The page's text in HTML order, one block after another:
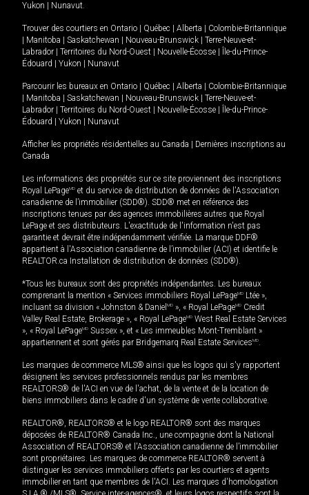
Yukon
Nunavut.
Trouver des courtiers en Ontario Québec Alberta
Colombie-Britannique
Manitoba Saskatchewan Nouveau-Brunswick
Terre-Neuve-et-
Labrador
Territoires du Nord-Ouest Nouvelle-Écosse
Île-du-Prince-
Édouard
Yukon Nunavut
Parcourir les bureaux en Ontario Québec Alberta
Colombie-Britannique
Manitoba Saskatchewan Nouveau-Brunswick
Terre-Neuve-et-
Labrador
Territoires du Nord-Ouest Nouvelle-Écosse
Île-du-Prince-
Édouard
Yukon Nunavut
Afficher les propriétés résidentielles au Canada
Dernières inscriptions au
Canada
Les informations des propriétés sur ce site proviennent des inscriptions
Royal LePageMD et du service de distribution de données de l'Association
canadienne de l’immobilier (SDD®). SDD® met en référence des
inscriptions tenues par des agences immobilières autres que Royal
LePage et ses distributeurs. L'exactitude de l'information n'est pas
garantie et devrait être indépendamment vérifiée. La marque DDF®
appartient à l'Association canadienne de l’immobilier (ACI) et identifie le
REALTOR.ca Installation de distribution de données (SDD®).
*Tous les bureaux sont des propriétés indépendantes. Les bureaux
comprenant la mention « Services immobiliers Royal LePageMD Ltée »,
incluant sa division « Johnston & Daniel MD », « Royal LePageMD Credit
Valley Real Estate, Brokerage », « Royal LePageMD West Real Estate Services
», « Royal LePageMD Sussex », et « Les immeubles Mont-Tremblant »
appartiennent et sont gérés par Bridgemarq Real Estate ServicesMD.
Les marques de commerce MLS® ainsi que les logos qui s'y rapportent
désignent les services professionnels rendus par les membres
REALTORS® de l'ACI en vue de l'achat, de la vente et de la location de
biens immobiliers dans le cadre d'un système de vente collaborative.
REALTOR®, REALTORS® et le logo REALTOR® sont des marques
déposées de REALTOR® Canada Inc., une compagnie dont la National
Association of REALTORS® et l'Association canadienne de l’immobilier
sont propriétaires. Les marques de commerce REALTOR® servent à
distinguer les services immobiliers offerts par les courtiers et agents
immobilier en tant que membres de l'ACI. Les marques d'homologation